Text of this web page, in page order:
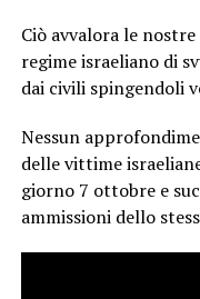
Ciò avvalora le
regime israeliano di
dai civili spingendoli
Nessun
delle vittime
giorno 7 ottobre e
ammissioni dello